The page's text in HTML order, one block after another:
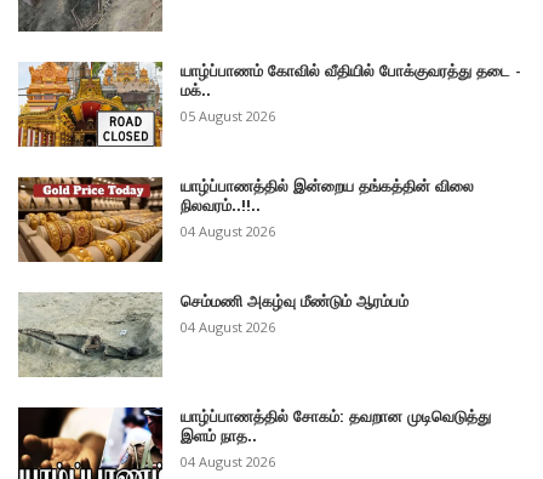
யாழ்ப்பாணம் கோவில் வீதியில் போக்குவரத்து தடை -
மக்..
05 August 2026
யாழ்ப்பாணத்தில் இன்றைய தங்கத்தின் விலை
நிலவரம்..!!..
04 August 2026
செம்மணி அகழ்வு மீண்டும் ஆரம்பம்
04 August 2026
யாழ்ப்பாணத்தில் சோகம்: தவறான முடிவெடுத்து
இளம் நாத..
04 August 2026